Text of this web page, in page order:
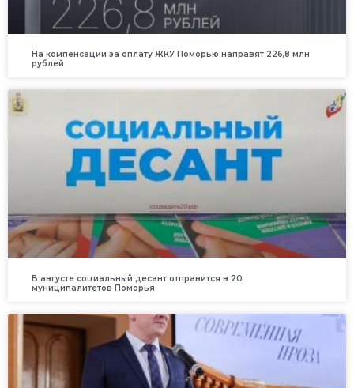
На компенсации за оплату ЖКУ Поморью направят 226,8 млн
рублей
В августе социальный десант отправится в 20
муниципалитетов Поморья